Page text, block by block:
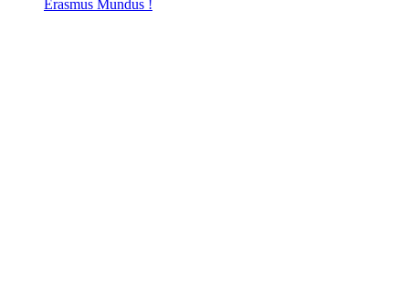
Erasmus Mundus !